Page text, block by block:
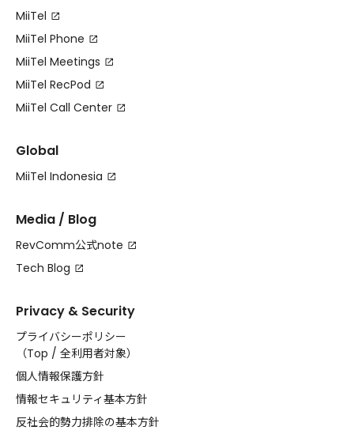
MiiTel
MiiTel Phone
MiiTel Meetings
MiiTel RecPod
MiiTel Call Center
Global
MiiTel Indonesia
Media / Blog
RevComm公式note
Tech Blog
Privacy & Security
プライバシーポリシー
（Top / 全利用者対象）
個人情報保護方針
情報セキュリティ基本方針
反社会的勢力排除の基本方針